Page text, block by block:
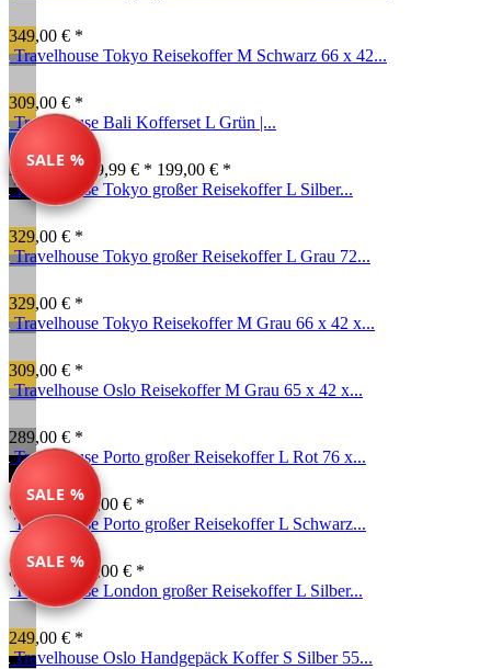
349,00 € *
Travelhouse Tokyo Reisekoffer M Schwarz 66 x 42...
309,00 € *
SALE %
Travelhouse Bali Kofferset L Grün |...
Farben ab: 79,99 € * 199,00 € *
Travelhouse Tokyo großer Reisekoffer L Silber...
329,00 € *
Travelhouse Tokyo großer Reisekoffer L Grau 72...
329,00 € *
Travelhouse Tokyo Reisekoffer M Grau 66 x 42 x...
309,00 € *
Travelhouse Oslo Reisekoffer M Grau 65 x 42 x...
289,00 € *
SALE %
Travelhouse Porto großer Reisekoffer L Rot 76 x...
89,99 € *99,00 € *
SALE %
Travelhouse Porto großer Reisekoffer L Schwarz...
89,99 € *99,00 € *
Travelhouse London großer Reisekoffer L Silber...
249,00 € *
Travelhouse Oslo Handgepäck Koffer S Silber 55...